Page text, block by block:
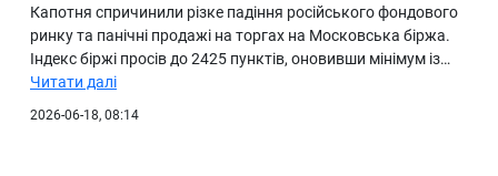
Капотня спричинили різке падіння російського фондового
ринку та панічні продажі на торгах на Московська біржа.
Індекс біржі просів до 2425 пунктів, оновивши мінімум із…
Читати далі
2026-06-18, 08:14